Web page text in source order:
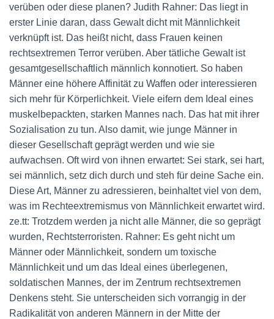
verüben oder diese planen? Judith Rahner: Das liegt in
erster Linie daran, dass Gewalt dicht mit Männlichkeit
verknüpft ist. Das heißt nicht, dass Frauen keinen
rechtsextremen Terror verüben. Aber tätliche Gewalt ist
gesamtgesellschaftlich männlich konnotiert. So haben
Männer eine höhere Affinität zu Waffen oder interessieren
sich mehr für Körperlichkeit. Viele eifern dem Ideal eines
muskelbepackten, starken Mannes nach. Das hat mit ihrer
Sozialisation zu tun. Also damit, wie junge Männer in
dieser Gesellschaft geprägt werden und wie sie
aufwachsen. Oft wird von ihnen erwartet: Sei stark, sei hart,
sei männlich, setz dich durch und steh für deine Sache ein.
Diese Art, Männer zu adressieren, beinhaltet viel von dem,
was im Rechteextremismus von Männlichkeit erwartet wird.
ze.tt: Trotzdem werden ja nicht alle Männer, die so geprägt
wurden, Rechtsterroristen. Rahner: Es geht nicht um
Männer oder Männlichkeit, sondern um toxische
Männlichkeit und um das Ideal eines überlegenen,
soldatischen Mannes, der im Zentrum rechtsextremen
Denkens steht. Sie unterscheiden sich vorrangig in der
Radikalität von anderen Männern in der Mitte der